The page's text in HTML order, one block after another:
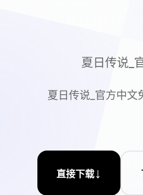
夏日传说_
夏日传说_官方中
直接下载↓